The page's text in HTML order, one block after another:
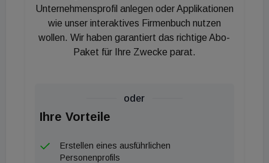
Unternehmensprofil anlegen oder Applikationen
wie unser interaktives Firmenbuch nutzen
wollen. Wir haben garantiert das richtige Abo-
Paket für Ihre Zwecke parat.
oder
Ihre Vorteile
Erstellen eines ausführlichen
Personenprofils